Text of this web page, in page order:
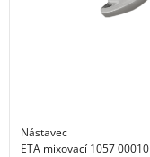
Nástavec
ETA mixovací 1057 00010